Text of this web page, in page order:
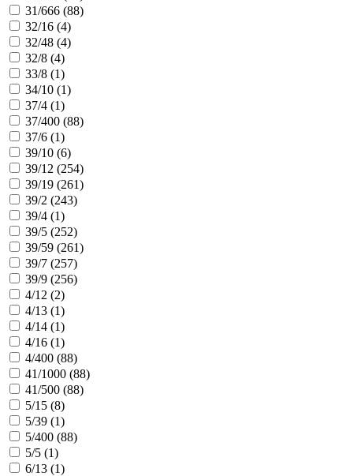
31/666 (88)
32/16 (4)
32/48 (4)
32/8 (4)
33/8 (1)
34/10 (1)
37/4 (1)
37/400 (88)
37/6 (1)
39/10 (6)
39/12 (254)
39/19 (261)
39/2 (243)
39/4 (1)
39/5 (252)
39/59 (261)
39/7 (257)
39/9 (256)
4/12 (2)
4/13 (1)
4/14 (1)
4/16 (1)
4/400 (88)
41/1000 (88)
41/500 (88)
5/15 (8)
5/39 (1)
5/400 (88)
5/5 (1)
6/13 (1)